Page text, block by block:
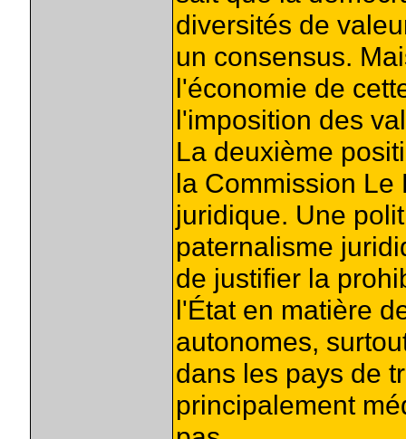
diversités de
un consensus.
l'économie de
l'imposition des
La deuxième
la Commission Le
juridique. Une
paternalisme
de justifier la
l'État en matière
autonomes,
dans les pays de
principalement